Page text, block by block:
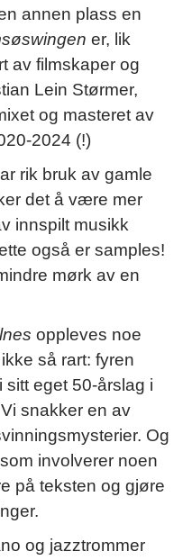
annen plass en
er, lik
av filmskaper og
Lein Størmer,
og masteret av
2024 (!)
rik bruk av gamle
det å være mer
innspilt musikk
også er samples!
mørk av en
oppleves noe
så rart: fyren
sitt eget 50-årslag i
snakker en av
Og
involverer noen
på teksten og gjøre
og jazztrommer